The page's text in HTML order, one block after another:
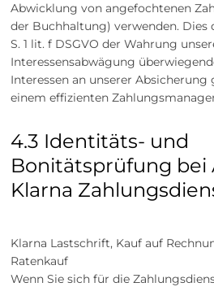
Abwicklung von angefochtenen
der Buchhaltung) verwenden. Dies
S. 1 lit. f DSGVO der Wahrung
Interessensabwägung
Interessen an unserer
einem effizienten
4.3 Identitäts- und
Bonitätsprüfung bei
Klarna
Klarna Lastschrift, Kauf auf
Ratenkauf
Wenn Sie sich für die